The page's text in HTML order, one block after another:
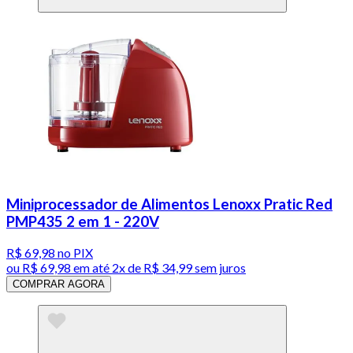
Miniprocessador de Alimentos Lenoxx Pratic Red
PMP435 2 em 1 - 220V
R$ 69,98 no PIX
ou R$ 69,98 em até 2x de R$ 34,99 sem juros
COMPRAR AGORA